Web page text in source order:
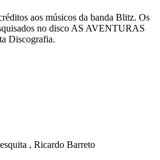
aos músicos da banda Blitz. Os
no disco AS AVENTURAS
Discografia.
, Ricardo Barreto